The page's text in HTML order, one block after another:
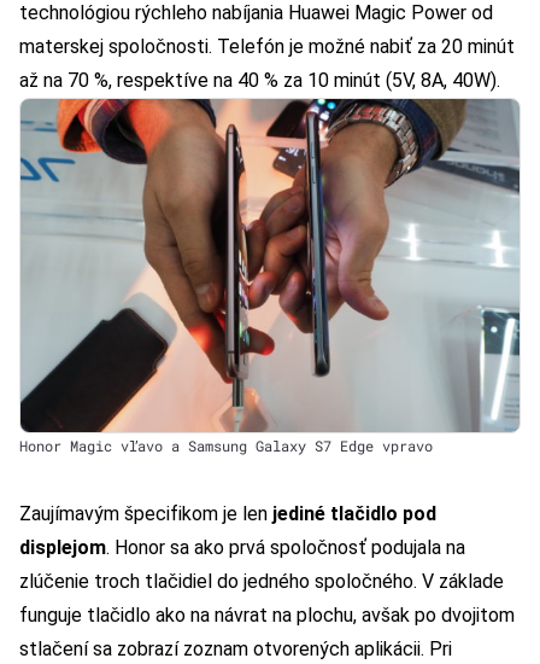
technológiou rýchleho nabíjania Huawei Magic Power od
materskej spoločnosti. Telefón je možné nabiť za 20 minút
až na 70 %, respektíve na 40 % za 10 minút (5V, 8A, 40W).
Honor Magic vľavo a Samsung Galaxy S7 Edge vpravo
Zaujímavým špecifikom je len jediné tlačidlo pod
displejom. Honor sa ako prvá spoločnosť podujala na
zlúčenie troch tlačidiel do jedného spoločného. V základe
funguje tlačidlo ako na návrat na plochu, avšak po dvojitom
stlačení sa zobrazí zoznam otvorených aplikácii. Pri